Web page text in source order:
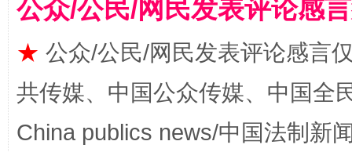
揭批美国五大"原罪" "炒
公众/公民/网民发表评论感
★ 公众/公民/网民发表评论感言
共传媒、中国公众传媒、中国全
China publics news/中国法制新